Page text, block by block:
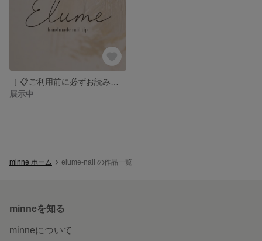
展示中
minne ホーム elume-nail の作品一覧
minneを知る
minneについて